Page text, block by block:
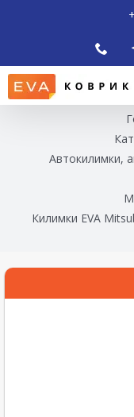
Автокилимки,
Килимки EVA